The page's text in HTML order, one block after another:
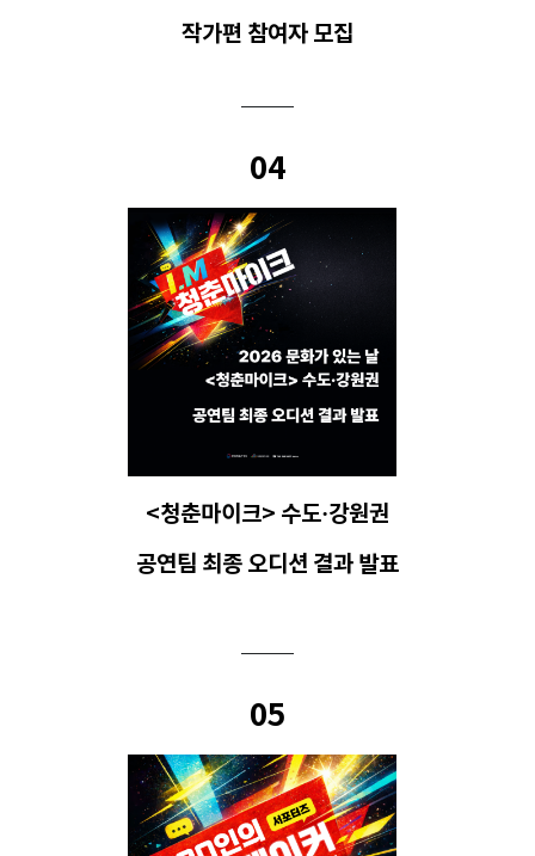
작가편 참여자 모집
04
<청춘마이크> 수도·강원권
공연팀 최종 오디션 결과 발표
05